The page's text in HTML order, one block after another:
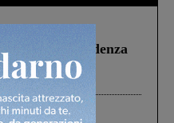
oltre la scadenza
d’Italia: “Un